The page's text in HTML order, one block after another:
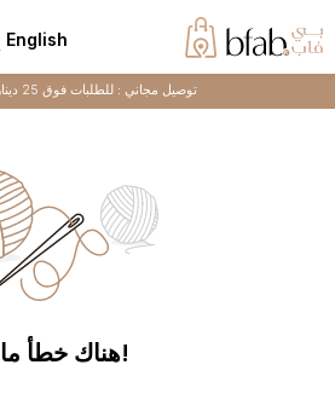
English
توصيل مجاني :للطلبات فوق 25 دينار بحريني
!هناك خطأ ما